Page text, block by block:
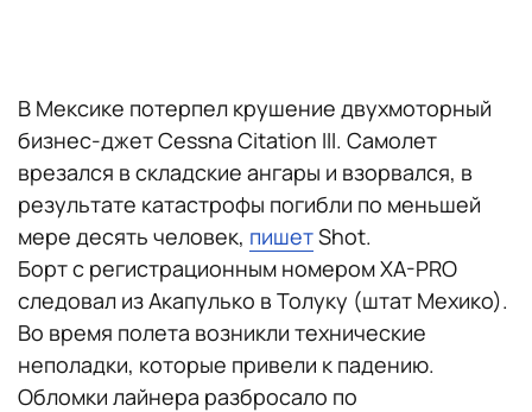
В Мексике потерпел крушение двухмоторный
бизнес-джет Cessna Citation III. Самолет
врезался в складские ангары и взорвался, в
результате катастрофы погибли по меньшей
мере десять человек, пишетShot.
Борт с регистрационным номером XA-PRO
следовал из Акапулько в Толуку (штат Мехико).
Во время полета возникли технические
неполадки, которые привели к падению.
Обломки лайнера разбросало по